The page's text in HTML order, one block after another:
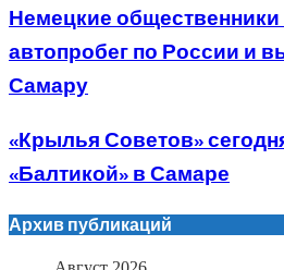
Немецкие
автопробег по России и
Самару
«Крылья Советов»
«Балтикой» в Самаре
Архив публикаций